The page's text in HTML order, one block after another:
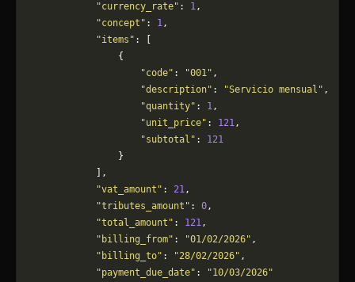
            "currency_rate"
: 1,
            "concept"
: 1,
            "items"
: [
                {
                    "code"
: "001" ,
                    "description"
: "Servicio mensual" ,
                    "quantity"
: 1,
                    "unit_price"
: 121,
                    "subtotal"
: 121
                }
            ],
            "vat_amount"
: 21,
            "tributes_amount"
: 0,
            "total_amount"
: 121,
            "billing_from"
: "01/02/2026" ,
            "billing_to"
: "28/02/2026" ,
            "payment_due_date"
:
"10/03/2026"